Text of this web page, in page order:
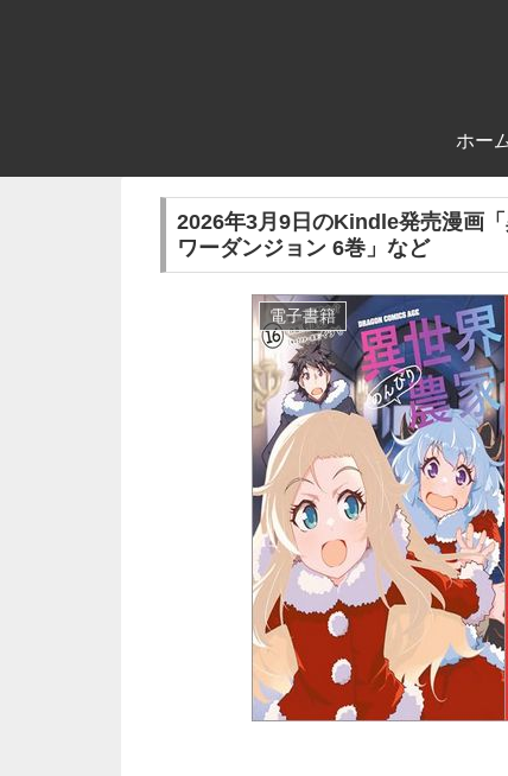
ホー
2026年3月9日のKindle発売漫画
ワーダンジョン 6巻」など
電子書籍